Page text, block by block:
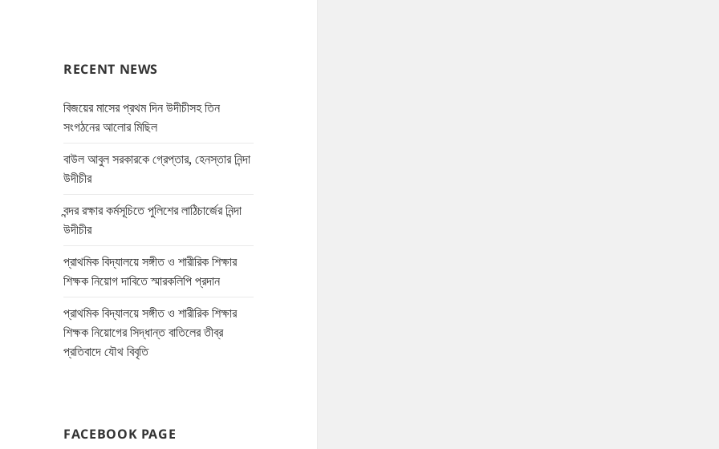
RECENT NEWS
বিজয়ের মাসের প্রথম দিন উদীচীসহ তিন
সংগঠনের আলোর মিছিল
বাউল আবুল সরকারকে গ্রেপ্তার, হেনস্তার নিন্দা
উদীচীর
বন্দর রক্ষার কর্মসূচিতে পুলিশের লাঠিচার্জের নিন্দা
উদীচীর
প্রাথমিক বিদ্যালয়ে সঙ্গীত ও শারীরিক শিক্ষার
শিক্ষক নিয়োগ দাবিতে স্মারকলিপি প্রদান
প্রাথমিক বিদ্যালয়ে সঙ্গীত ও শারীরিক শিক্ষার
শিক্ষক নিয়োগের সিদ্ধান্ত বাতিলের তীব্র
প্রতিবাদে যৌথ বিবৃতি
FACEBOOK PAGE